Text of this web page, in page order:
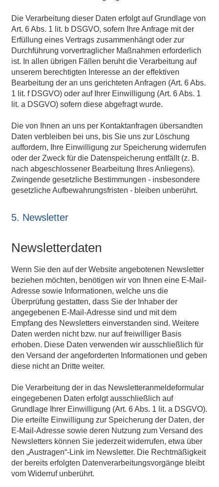
Die Verarbeitung dieser Daten erfolgt auf Grundlage von
Art. 6 Abs. 1 lit. b DSGVO, sofern Ihre Anfrage mit der
Erfüllung eines Vertrags zusammenhängt oder zur
Durchführung vorvertraglicher Maßnahmen erforderlich
ist. In allen übrigen Fällen beruht die Verarbeitung auf
unserem berechtigten Interesse an der effektiven
Bearbeitung der an uns gerichteten Anfragen (Art. 6 Abs.
1 lit. f DSGVO) oder auf Ihrer Einwilligung (Art. 6 Abs. 1
lit. a DSGVO) sofern diese abgefragt wurde.
Die von Ihnen an uns per Kontaktanfragen übersandten
Daten verbleiben bei uns, bis Sie uns zur Löschung
auffordern, Ihre Einwilligung zur Speicherung widerrufen
oder der Zweck für die Datenspeicherung entfällt (z. B.
nach abgeschlossener Bearbeitung Ihres Anliegens).
Zwingende gesetzliche Bestimmungen - insbesondere
gesetzliche Aufbewahrungsfristen - bleiben unberührt.
5. Newsletter
Newsletterdaten
Wenn Sie den auf der Website angebotenen Newsletter
beziehen möchten, benötigen wir von Ihnen eine E-Mail-
Adresse sowie Informationen, welche uns die
Überprüfung gestatten, dass Sie der Inhaber der
angegebenen E-Mail-Adresse sind und mit dem
Empfang des Newsletters einverstanden sind. Weitere
Daten werden nicht bzw. nur auf freiwilliger Basis
erhoben. Diese Daten verwenden wir ausschließlich für
den Versand der angeforderten Informationen und geben
diese nicht an Dritte weiter.
Die Verarbeitung der in das Newsletteranmeldeformular
eingegebenen Daten erfolgt ausschließlich auf
Grundlage Ihrer Einwilligung (Art. 6 Abs. 1 lit. a DSGVO).
Die erteilte Einwilligung zur Speicherung der Daten, der
E-Mail-Adresse sowie deren Nutzung zum Versand des
Newsletters können Sie jederzeit widerrufen, etwa über
den „Austragen“-Link im Newsletter. Die Rechtmäßigkeit
der bereits erfolgten Datenverarbeitungsvorgänge bleibt
vom Widerruf unberührt.